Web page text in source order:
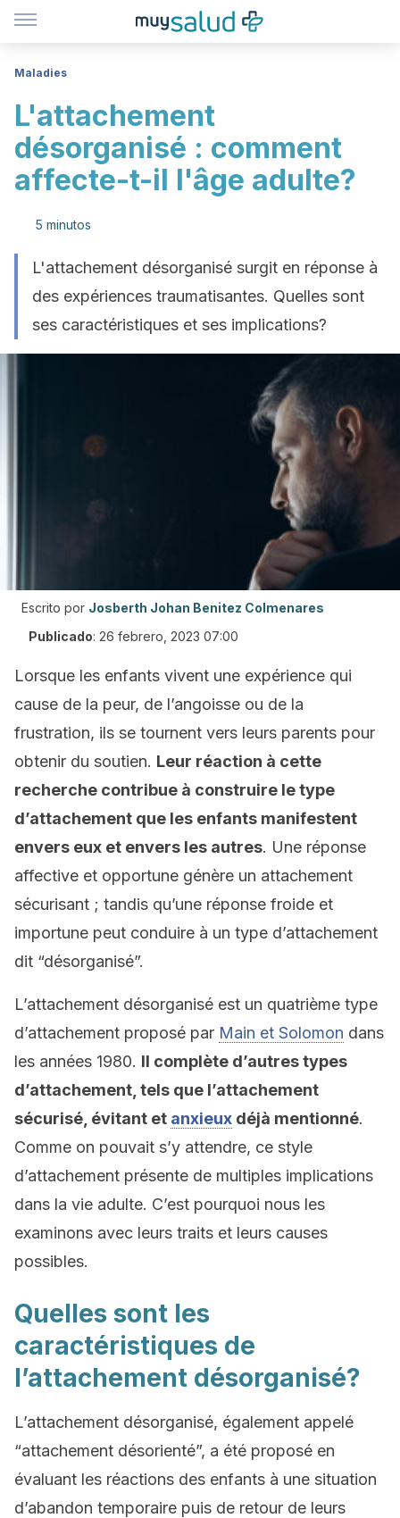
Maladies
L'attachement
désorganisé : comment
affecte-t-il l'âge adulte?
5 minutos
L'attachement désorganisé surgit en réponse à
des expériences traumatisantes. Quelles sont
ses caractéristiques et ses implications?
Escrito por Josberth Johan Benitez Colmenares
Publicado: 26 febrero, 2023 07:00
Lorsque les enfants vivent une expérience qui
cause de la peur, de l’angoisse ou de la
frustration, ils se tournent vers leurs parents pour
obtenir du soutien. Leur réaction à cette
recherche contribue à construire le type
d’attachement que les enfants manifestent
envers eux et envers les autres. Une réponse
affective et opportune génère un attachement
sécurisant ; tandis qu’une réponse froide et
importune peut conduire à un type d’attachement
dit “désorganisé”.
L’attachement désorganisé est un quatrième type
d’attachement proposé par Main et Solomon dans
les années 1980. Il complète d’autres types
d’attachement, tels que l’attachement
sécurisé, évitant et anxieux déjà mentionné.
Comme on pouvait s’y attendre, ce style
d’attachement présente de multiples implications
dans la vie adulte. C’est pourquoi nous les
examinons avec leurs traits et leurs causes
possibles.
Quelles sont les
caractéristiques de
l’attachement désorganisé?
L’attachement désorganisé, également appelé
“attachement désorienté”, a été proposé en
évaluant les réactions des enfants à une situation
d’abandon temporaire puis de retour de leurs